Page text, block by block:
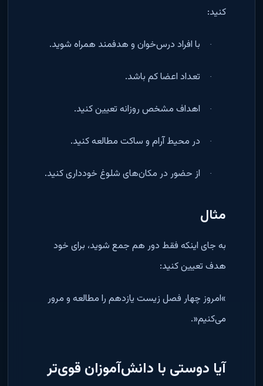
کنید:
· با افراد درس‌خوان و هدفمند همراه شوید.
· تعداد اعضا کم باشد.
· اهداف مشخص روزانه تعیین کنید.
· در محیط آرام و ساکت مطالعه کنید.
· از حضور در مکان‌های شلوغ خودداری کنید.
مثال
به جای اینکه فقط دور هم جمع شوید، برای خود
هدف تعیین کنید:
«امروز چهار فصل زیست یازدهم را مطالعه و مرور
می‌کنیم.»
آیا دوستی با دانش‌آموزان قوی‌تر